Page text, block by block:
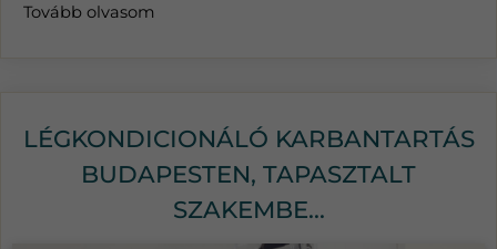
Tovább olvasom
LÉGKONDICIONÁLÓ KARBANTARTÁS
BUDAPESTEN, TAPASZTALT
SZAKEMBE...